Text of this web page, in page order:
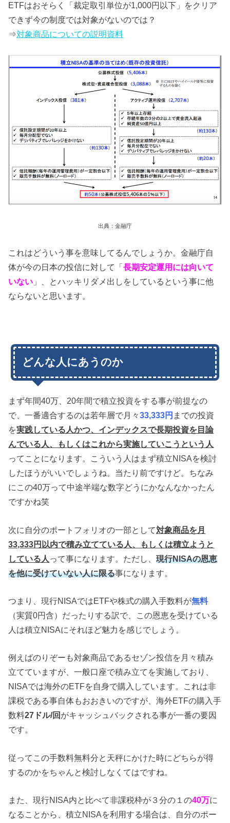
ETFはおそらく「裁定取引単位が1,000円以下」をクリア
できず今の制度では対象がないのでは？
⇒対象商品についての説明資料
出典：金融庁
これはどういう事を意味してるんでしょうか。金融庁自
体が今の日本の投信に対して「長期安定運用には向いて
いない 」、とハッキリダメ出しをしているという事に他
ならないと思います。
どんな人にあうのか
まず年間40万、20年間で積立投資をする事が前提なの
で、一番適合するのは若年層で月々33,333円 までの投資
を実践している人かつ、インデックスで長期投資を目論
んでいる人、もしくはこれから実施していこうという人
ってことになります。こういう人はまず積立NISAを検討
したほうがいいでしょうね。当たり前ですけど。ちなみ
にこの40万って中途半端な数字どうにかなんなかったん
ですかね笑
次に自分のポートフォリオの一部として対象商品を月
33,333円以内で積み立てている人、もしくは積立ようと
している人 って事になります。ただし、現行NISAの恩恵
を他に受けていない人に限る事になります。
つまり、現行NISAではETFや株式の購入手数料が無料
（実質0円含）だったりする訳で、この恩恵を受けている
人は積立NISAにそれほど魅力を感じでしょう。
例えばのりぞーも対象商品であるセゾン投信を月々積み
立てていますが、一般口座で積み立てを実施しており、
NISAでは海外のETFを自身で購入しています。これは非
課税である事自体もおおきいのですが、海外ETFの購入手
数料27ドル/回 がキャッシュバックされる事が一番の要因
です。
従ってこの手数料無料分と天秤にかけた時にどちらが得
するのかをちゃんと検討しなくてはですね。
また、現行NISA内と比べて非課税枠が３分の１の40万に
なることから、積立NISAを利用する場合は、自分のポー